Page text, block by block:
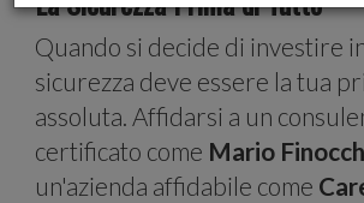
Quando si decide di investire
sicurezza deve essere la tua
assoluta. Affidarsi a un
certificato come Mario
un'azienda affidabile come
social